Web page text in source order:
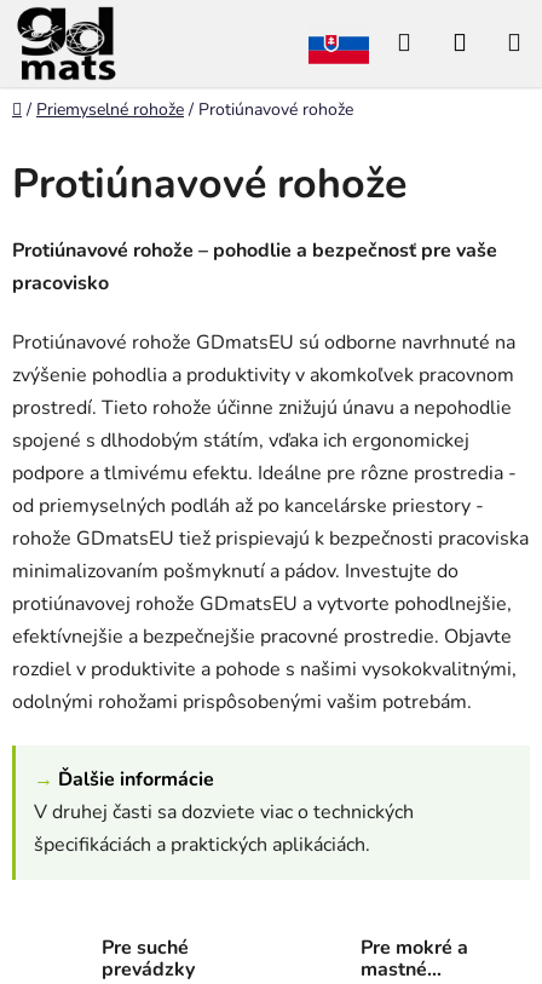
Prejsť
na
obsah
Hľadať
Domov
/ Priemyselné rohože / Protiúnavové rohože
Protiúnavové rohože
Protiúnavové rohože – pohodlie a bezpečnosť pre vaše
pracovisko
Protiúnavové rohože GDmatsEU sú odborne navrhnuté na
zvýšenie pohodlia a produktivity v akomkoľvek pracovnom
prostredí. Tieto rohože účinne znižujú únavu a nepohodlie
spojené s dlhodobým státím, vďaka ich ergonomickej
podpore a tlmivému efektu. Ideálne pre rôzne prostredia -
od priemyselných podláh až po kancelárske priestory -
rohože GDmatsEU tiež prispievajú k bezpečnosti pracoviska
minimalizovaním pošmyknutí a pádov. Investujte do
protiúnavovej rohože GDmatsEU a vytvorte pohodlnejšie,
efektívnejšie a bezpečnejšie pracovné prostredie. Objavte
rozdiel v produktivite a pohode s našimi vysokokvalitnými,
odolnými rohožami prispôsobenými vašim potrebám.
→ Ďalšie informácie
V druhej časti sa dozviete viac o technických
špecifikáciách a praktických aplikáciách.
Pre suché
prevádzky
Pre mokré a
mastné